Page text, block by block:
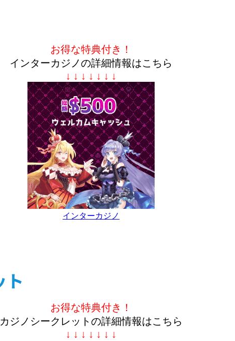
お得な特典付き！
インターカジノの詳細情報はこちら
↓ ↓ ↓ ↓ ↓ ↓ ↓
インターカジノ
お得な特典付き！
カジノシークレットの詳細情報はこちら
↓ ↓ ↓ ↓ ↓ ↓ ↓